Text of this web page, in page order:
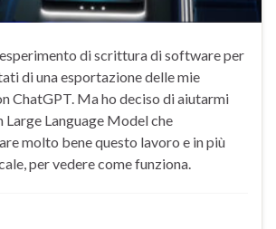
di scrittura di software per
di una esportazione delle mie
ChatGPT. Ma ho deciso di aiutarmi
Large Language Model che
molto bene questo lavoro e in più
per vedere come funziona.